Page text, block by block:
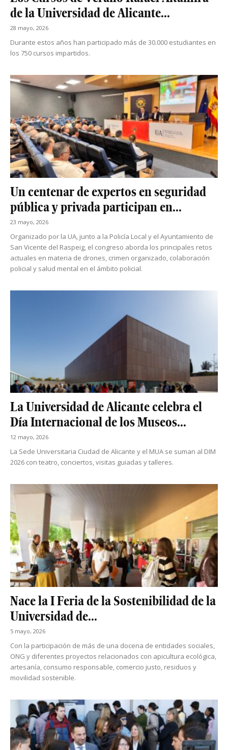
de la Universidad de Alicante...
28 mayo, 2026
Durante estos años han participado más de 30.000 estudiantes en
los 750 cursos impartidos.
Un centenar de expertos en seguridad
pública y privada participan en...
23 mayo, 2026
Organizado por la UA, junto a la Policía Local y el Ayuntamiento de
San Vicente del Raspeig, el congreso aborda los principales retos
actuales en materia de drones, crimen organizado, colaboración
policial y salud mental en el ámbito policial.
La Universidad de Alicante celebra el
Día Internacional de los Museos...
12 mayo, 2026
La Sede Universitaria Ciudad de Alicante y el MUA se suman al DIM
2026 con teatro, conciertos, visitas guiadas y talleres.
Nace la I Feria de la Sostenibilidad de la
Universidad de...
5 mayo, 2026
Con la participación de más de una docena de entidades sociales,
ONG y diferentes proyectos relacionados con apicultura ecológica,
artesanía, consumo responsable, comercio justo, residuos y
movilidad sostenible.